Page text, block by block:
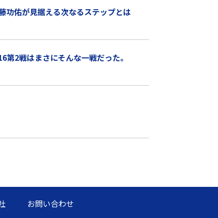
功佑が見据える次なるステップとは
第2戦はまさにそんな一戦だった。
お問い合わせ